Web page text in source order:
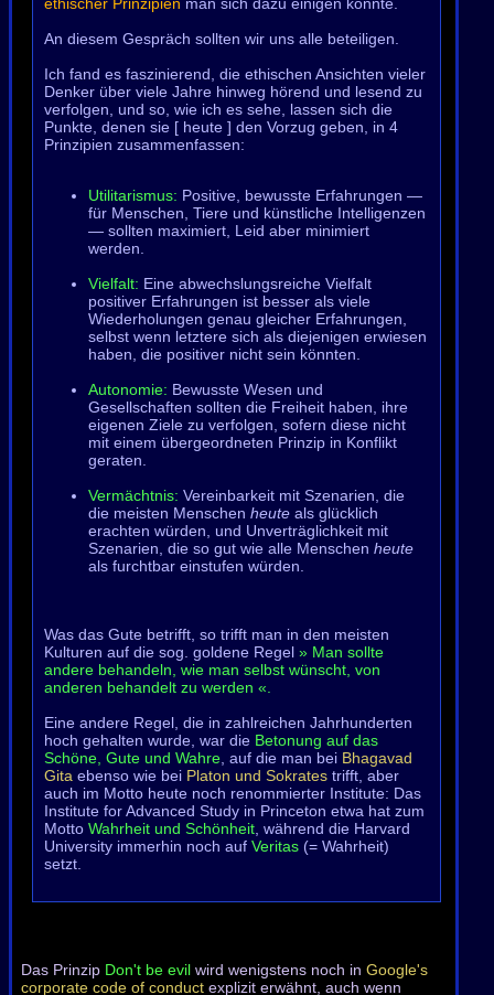
An diesem Gespräch sollten wir uns alle beteiligen.
Ich fand es faszinierend, die ethischen Ansichten vieler
Denker über viele Jahre hinweg hörend und lesend zu
verfolgen, und so, wie ich es sehe, lassen sich die
Punkte, denen sie [ heute ] den Vorzug geben, in 4
Prinzipien zusammenfassen:
Utilitarismus: Positive, bewusste Erfahrungen —
für Menschen, Tiere und künstliche Intelligenzen
— sollten maximiert, Leid aber minimiert
werden.
Vielfalt: Eine abwechslungsreiche Vielfalt
positiver Erfahrungen ist besser als viele
Wiederholungen genau gleicher Erfahrungen,
selbst wenn letztere sich als diejenigen erwiesen
haben, die positiver nicht sein könnten.
Autonomie: Bewusste Wesen und
Gesellschaften sollten die Freiheit haben, ihre
eigenen Ziele zu verfolgen, sofern diese nicht
mit einem übergeordneten Prinzip in Konflikt
geraten.
Vermächtnis: Vereinbarkeit mit Szenarien, die
die meisten Menschen heute als glücklich
erachten würden, und Unverträglichkeit mit
Szenarien, die so gut wie alle Menschen heute
als furchtbar einstufen würden.
Was das Gute betrifft, so trifft man in den meisten
Kulturen auf die sog. goldene Regel » Man sollte
andere behandeln, wie man selbst wünscht, von
anderen behandelt zu werden «.
Eine andere Regel, die in zahlreichen Jahrhunderten
hoch gehalten wurde, war die Betonung auf das
Schöne, Gute und Wahre , auf die man bei Bhagavad
Gita ebenso wie bei Platon und Sokrates trifft, aber
auch im Motto heute noch renommierter Institute: Das
Institute for Advanced Study in Princeton etwa hat zum
Motto Wahrheit und Schönheit , während die Harvard
University immerhin noch auf Veritas (= Wahrheit)
setzt.
Das Prinzip Don't be evil wird wenigstens noch in Google's
corporate code of conduct explizit erwähnt, auch wenn